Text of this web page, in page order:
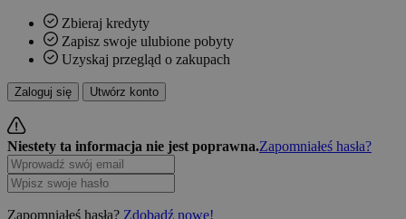
Zbieraj kredyty
Zapisz swoje ulubione pobyty
Uzyskaj przegląd o zakupach
Zaloguj się Utwórz konto
Niestety ta informacja nie jest poprawna.Zapomniałeś hasła?
Zapomniałeś hasła? Zdobądź nowe!